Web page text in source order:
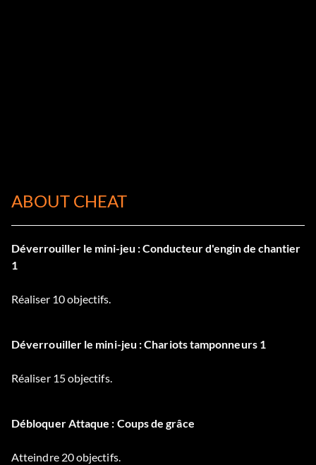
ABOUT CHEAT
Déverrouiller le mini-jeu : Conducteur d'engin de chantier
1
Réaliser 10 objectifs.
Déverrouiller le mini-jeu : Chariots tamponneurs 1
Réaliser 15 objectifs.
Débloquer Attaque : Coups de grâce
Atteindre 20 objectifs.